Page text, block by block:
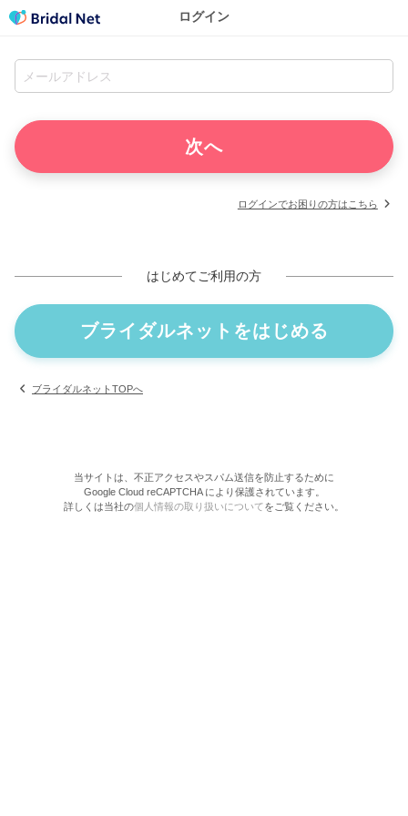
ログイン
ログインでお困りの方はこちら
はじめてご利用の方
ブライダルネットをはじめる
ブライダルネットTOPへ
当サイトは、不正アクセスやスパム送信を防止するために
Google Cloud reCAPTCHA により保護されています。
詳しくは当社の個人情報の取り扱いについてをご覧ください。